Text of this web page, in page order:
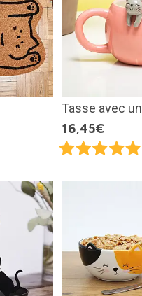
Tasse avec
16,45€